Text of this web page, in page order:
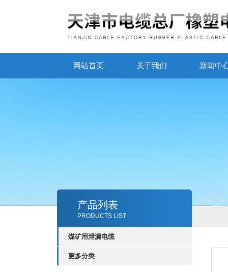
网站首页 关于我们 新闻中
产品列表
PRODUCTS LIST
煤矿用泄漏电缆
更多分类